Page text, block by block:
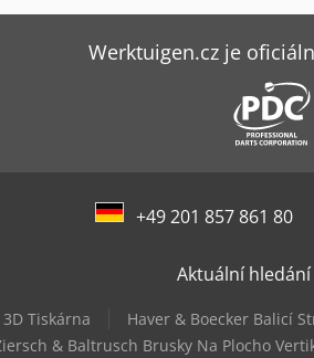
Werktuigen.cz je
+49 201 857 861 80
Aktuální
3D Tiskárna Haver & Boecker Balicí
& Baltrusch Brusky Na Plocho